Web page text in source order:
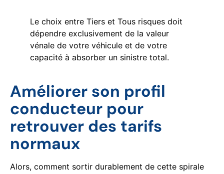
Le choix entre Tiers et Tous risques doit
dépendre exclusivement de la valeur
vénale de votre véhicule et de votre
capacité à absorber un sinistre total.
Améliorer son profil
conducteur pour
retrouver des tarifs
normaux
Alors, comment sortir durablement de cette spirale